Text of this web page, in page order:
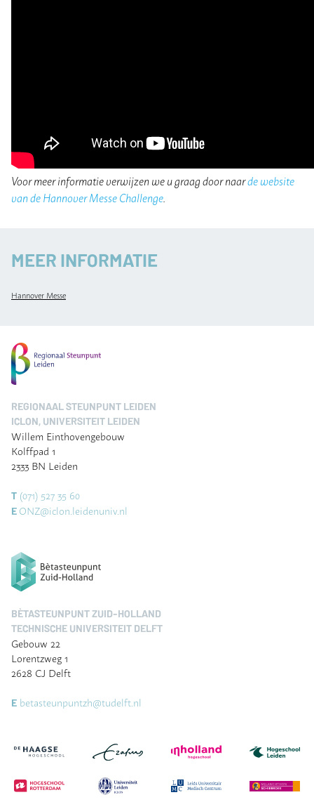
Voor meer informatie verwijzen we u graag door naarde website
van de Hannover Messe Challenge.
MEER INFORMATIE
Hannover Messe
REGIONAAL STEUNPUNT LEIDEN
ICLON, UNIVERSITEIT LEIDEN
Willem Einthovengebouw
Kolffpad 1
2333 BN Leiden
T (071) 527 35 60
E ONZ@iclon.leidenuniv.nl
BÈTASTEUNPUNT ZUID-HOLLAND
TECHNISCHE UNIVERSITEIT DELFT
Gebouw 22
Lorentzweg 1
2628 CJ Delft
E betasteunpuntzh@tudelft.nl